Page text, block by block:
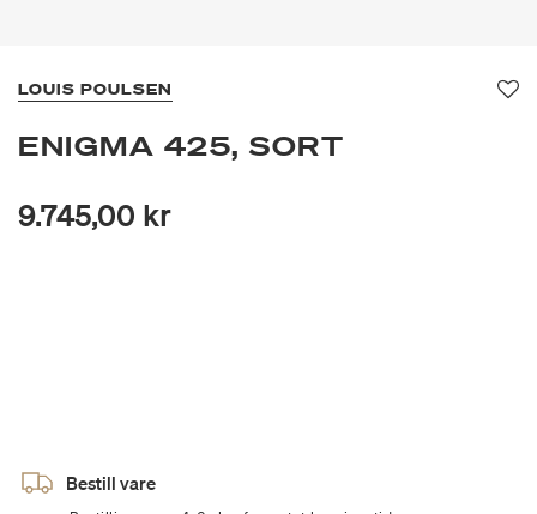
LOUIS POULSEN
ENIGMA 425, SORT
9.745,00 kr
Bestill vare